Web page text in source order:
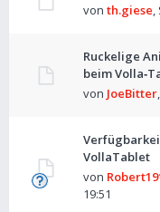
von th.giese,
Ruckelige
beim
von JoeBitter,
VollaTablet
von
19:51